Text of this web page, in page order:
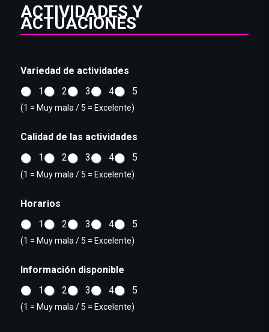
ACTIVIDADES Y
ACTUACIONES
Variedad de actividades
1
2 3 4 5
(1 = Muy mala / 5 = Excelente)
Calidad de las actividades
1
2 3 4 5
(1 = Muy mala / 5 = Excelente)
Horarios
1
2 3 4 5
(1 = Muy mala / 5 = Excelente)
Información disponible
1
2 3 4 5
(1 = Muy mala / 5 = Excelente)